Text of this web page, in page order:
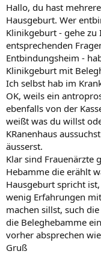
Hallo, du hast
Hausgeburt. Wer
Klinikgeburt - gehe
entsprechenden
Entbindungsheim -
Klinikgeburt mit
Ich selbst hab im
OK, weils ein
ebenfalls von der
weißt was du willst
KRanenhaus
äusserst.
Klar sind Frauenärzte
Hebamme die erählt
Hausgeburt spricht
wenig Erfahrungen
machen sillst, such
die Beleghebamme
vorher absprechen
Gruß